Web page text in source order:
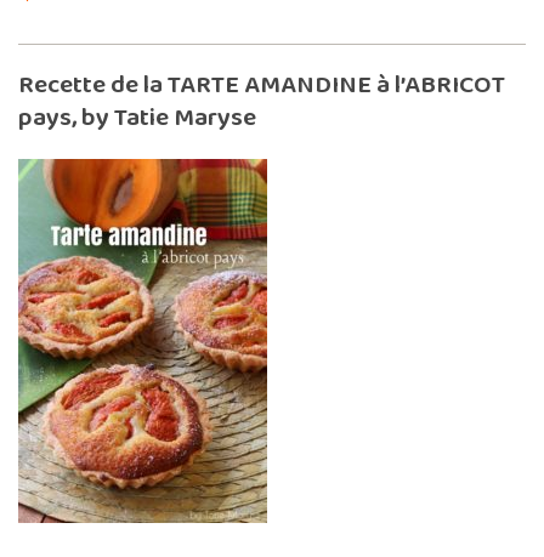
Recette de la TARTE AMANDINE à l’ABRICOT
pays, by Tatie Maryse